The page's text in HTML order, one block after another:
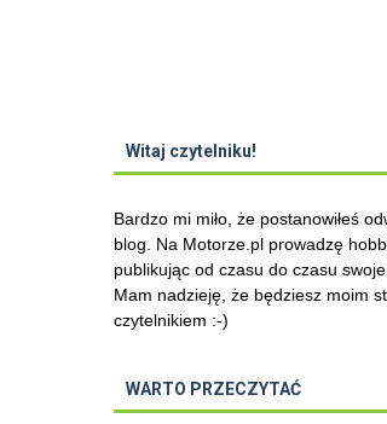
Witaj czytelniku!
Bardzo mi miło, że postanowiłeś
blog. Na Motorze.pl prowadzę
publikując od czasu do czasu
Mam nadzieję, że będziesz moim
czytelnikiem :-)
WARTO PRZECZYTAĆ